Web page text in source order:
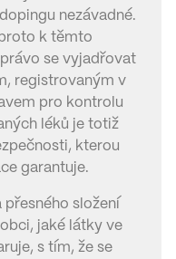
nezávadné.
k těmto
se vyjadřovat
registrovaným v
pro kontrolu
léků je totiž
kterou
garantuje.
složení
jaké látky ve
s tím, že se